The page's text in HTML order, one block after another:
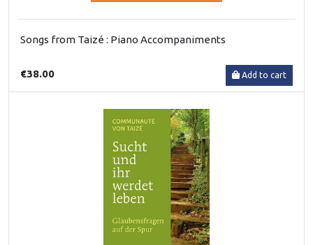
Songs from Taizé : Piano Accompaniments
€38.00 Add to cart